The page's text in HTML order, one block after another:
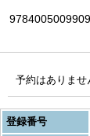
9784005009909
予約はありませ
登録番号